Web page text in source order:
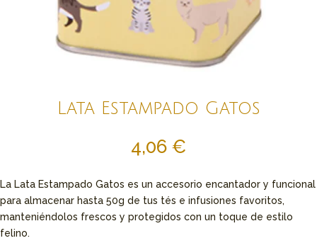
Lata Estampado Gatos
4,06 €
La Lata Estampado Gatos es un accesorio encantador y funcional
para almacenar hasta 50g de tus tés e infusiones favoritos,
manteniéndolos frescos y protegidos con un toque de estilo
felino.